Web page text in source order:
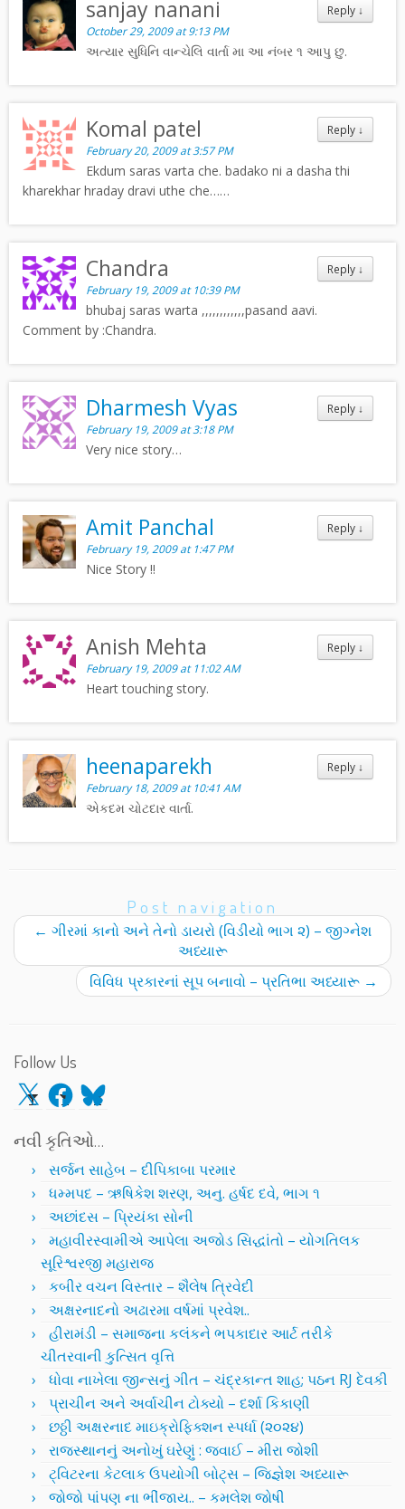
Reply ↓
sanjay nanani
October 29, 2009 at 9:13 PM
અત્યાર સુધિનિ વાન્ચેલિ વાર્તા મા આ નંબર ૧ આપુ છુ.
Reply ↓
Komal patel
February 20, 2009 at 3:57 PM
Ekdum saras varta che. badako ni a dasha thi
kharekhar hraday dravi uthe che……
Reply ↓
Chandra
February 19, 2009 at 10:39 PM
bhubaj saras warta ,,,,,,,,,,,,pasand aavi.
Comment by :Chandra.
Reply ↓
Dharmesh Vyas
February 19, 2009 at 3:18 PM
Very nice story…
Reply ↓
Amit Panchal
February 19, 2009 at 1:47 PM
Nice Story !!
Reply ↓
Anish Mehta
February 19, 2009 at 11:02 AM
Heart touching story.
Reply ↓
heenaparekh
February 18, 2009 at 10:41 AM
એકદમ ચોટદાર વાર્તા.
Post navigation
← ગીરમાં કાનો અને તેનો ડાયરો (વિડીયો ભાગ ૨) – જીગ્નેશ
અધ્યારૂ
વિવિધ પ્રકારનાં સૂપ બનાવો – પ્રતિભા અધ્યારૂ →
Follow Us
X Facebook
Bluesky
નવી કૃતિઓ…
સર્જન સાહેબ – દીપિકાબા પરમાર
ધમ્મપદ – ઋષિકેશ શરણ, અનુ. હર્ષદ દવે, ભાગ ૧
અછાંદસ – પ્રિયંકા સોની
મહાવીરસ્વામીએ આપેલા અજોડ સિદ્ધાંતો – યોગતિલક
સૂરિશ્વરજી મહારાજ
કબીર વચન વિસ્તાર – શૈલેષ ત્રિવેદી
અક્ષરનાદનો અઢારમા વર્ષમાં પ્રવેશ..
હીરામંડી – સમાજના કલંકને ભપકાદાર આર્ટ તરીકે
ચીતરવાની કુત્સિત વૃત્તિ
ધોવા નાખેલા જીન્સનું ગીત – ચંદ્રકાન્ત શાહ; પઠન RJ દેવકી
પ્રાચીન અને અર્વાચીન ટોક્યો – દર્શા કિકાણી
છઠ્ઠી અક્ષરનાદ માઇક્રોફિક્શન સ્પર્ધા (૨૦૨૪)
રાજસ્થાનનું અનોખું ઘરેણું : જવાઈ – મીરા જોશી
ટ્વિટરના કેટલાક ઉપયોગી બોટ્સ – જિજ્ઞેશ અધ્યારૂ
જોજો પાંપણ ના ભીંજાય.. – કમલેશ જોષી